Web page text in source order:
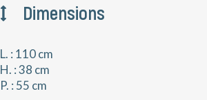
Dimensions
L. : 110 cm
H. : 38 cm
P. : 55 cm